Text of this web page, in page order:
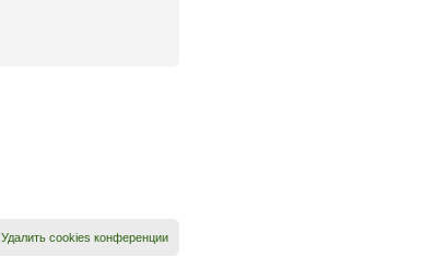
Удалить cookies конференции